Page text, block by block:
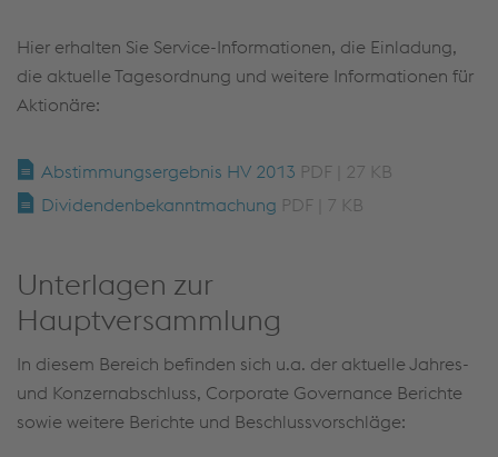
Hier erhalten Sie Service-Informationen, die Einladung,
die aktuelle Tagesordnung und weitere Informationen für
Aktionäre:
Abstimmungsergebnis HV 2013 PDF | 27 KB
Dividendenbekanntmachung PDF | 7 KB
Unterlagen zur
Hauptversammlung
In diesem Bereich befinden sich u.a. der aktuelle Jahres-
und Konzernabschluss, Corporate Governance Berichte
sowie weitere Berichte und Beschlussvorschläge: